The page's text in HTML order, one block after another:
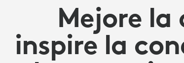
Mejore la
inspire la